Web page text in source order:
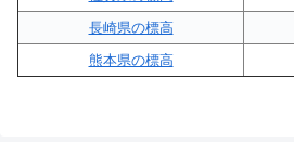
長崎県の標高
熊本県の標高